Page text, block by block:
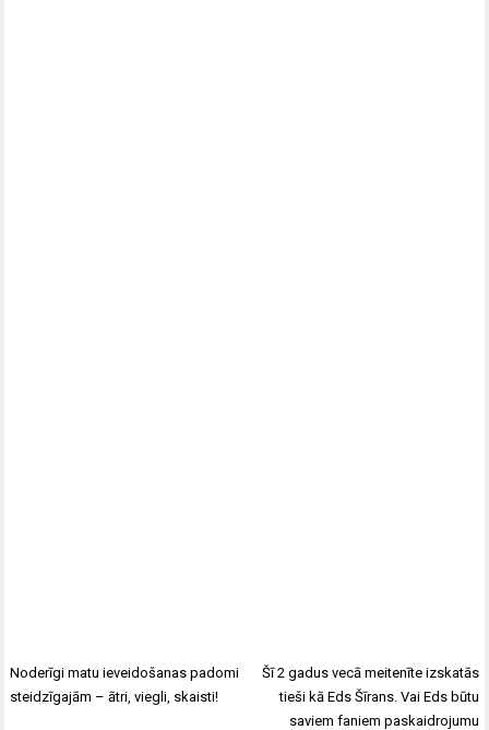
Noderīgi matu ieveidošanas padomi
steidzīgajām – ātri, viegli, skaisti!
Šī 2 gadus vecā meitenīte izskatās
tieši kā Eds Šīrans. Vai Eds būtu
saviem faniem paskaidrojumu